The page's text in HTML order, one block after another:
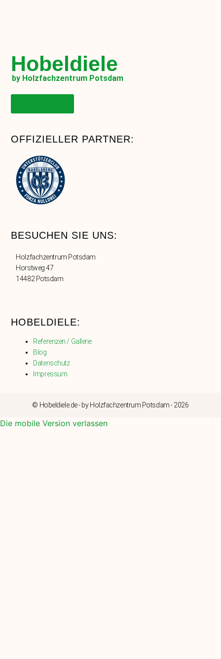
Hobeldiele
by Holzfachzentrum Potsdam
OFFIZIELLER PARTNER:
BESUCHEN SIE UNS:
Holzfachzentrum Potsdam
Horstweg 47
14482 Potsdam
HOBELDIELE:
Referenzen / Gallerie
Blog
Datenschutz
Impressum
© Hobeldiele.de - by Holzfachzentrum Potsdam - 2026
Die mobile Version verlassen